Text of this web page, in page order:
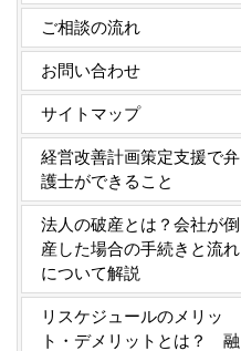
ご相談の流れ
お問い合わせ
サイトマップ
経営改善計画策定支援で弁
護士ができること
法人の破産とは？会社が倒
産した場合の手続きと流れ
について解説
リスケジュールのメリッ
ト・デメリットとは？ 融